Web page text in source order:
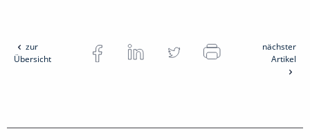
zur
Übersicht
nächster
Artikel